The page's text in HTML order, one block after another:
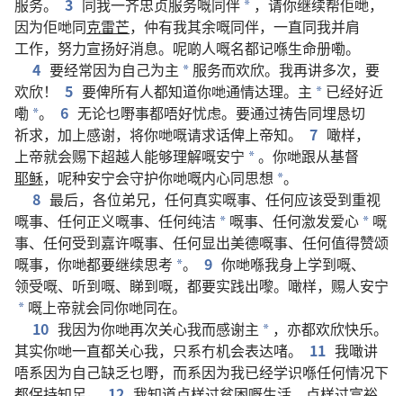
服务。 3 同我一齐忠贞服务嘅同伴 * ， 请你继续帮佢哋，
因为佢哋同克雷芒， 仲有我其余嘅同伴， 一直同我并肩
工作， 努力宣扬好消息。 呢啲人嘅名都记喺生命册嘞。
4 要经常因为自己为主 * 服务而欢欣。 我再讲多次， 要
欢欣！ 5 要俾所有人都知道你哋通情达理。 主 * 已经好近
嘞 *。 6 无论乜嘢事都唔好忧虑。 要通过祷告同埋恳切
祈求， 加上感谢， 将你哋嘅请求话俾上帝知。 7 噉样，
上帝就会赐下超越人能够理解嘅安宁 *。 你哋跟从基督
耶稣， 呢种安宁会守护你哋嘅内心同思想 *。
8 最后， 各位弟兄， 任何真实嘅事、 任何应该受到重视
嘅事、 任何正义嘅事、 任何纯洁 * 嘅事、 任何激发爱心 * 嘅
事、 任何受到嘉许嘅事、 任何显出美德嘅事、 任何值得赞颂
嘅事， 你哋都要继续思考 *。 9 你哋喺我身上学到嘅、
领受嘅、 听到嘅、 睇到嘅， 都要实践出嚟。 噉样， 赐人安宁
* 嘅上帝就会同你哋同在。
10 我因为你哋再次关心我而感谢主 * ， 亦都欢欣快乐。
其实你哋一直都关心我， 只系冇机会表达啫。 11 我噉讲
唔系因为自己缺乏乜嘢， 而系因为我已经学识喺任何情况下